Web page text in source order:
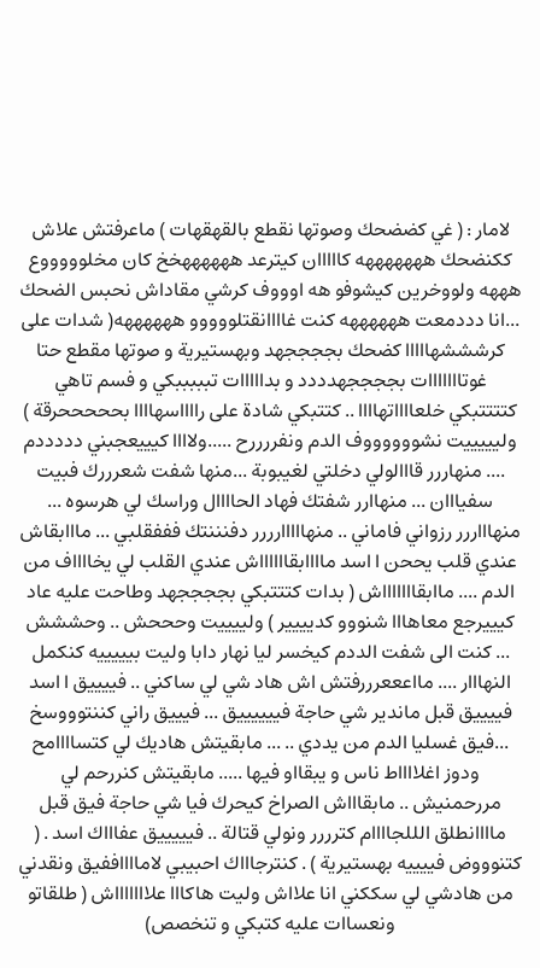
لامار : ( غي كضضحك وصوتها نقطع بالقهقهات ) ماعرفتش علاش
ككنضحك هههههههه كااااان كيترعد ههههههخخ كان مخلوووووع
هههه ولووخرين كيشوفو هه اوووف كرشي مقاداش نحبس الضحك
...انا دددمعت ههههههه كنت غاااانقتلووووو ههههههه( شدات على
كرشششهااااا كضحك بججججهد وبهستيرية و صوتها مقطع حتا
غوتااااااات بججججهدددد و بدااااات تبببببكي و فسم تاهي
كتتتتبكي خلعااااتهاااا .. كتتبكي شادة على رااااسهاااا بحححححرقة )
وليييييت نشووووووف الدم ونفررررح .....ولاااا كيييعجبني دددددم
.... منهاررر قااالولي دخلتي لغيبوبة ...منها شفت شعرررك فبيت
سفيااان ... منهاارر شفتك فهاد الحاااال وراسك لي هرسوه ...
منهاااررر رزواني فاماني .. منهااااارررر دفنننتك فففقلبي ... مااابقاش
عندي قلب يححن ا اسد ماااابقااااااش عندي القلب لي يخااااف من
الدم .... ماابقاااااااش ( بدات كتتتبكي بججججهد وطاحت عليه عاد
كيييرجع معاهااا شنووو كديييير ) ولييييت وحححش .. وحششش
... كنت الى شفت الددم كيخسر ليا نهار دابا وليت بيييييه كنكمل
النهااار .... مااعععرررفتش اش هاد شي لي ساكني .. فييييق ا اسد
فييييق قبل ماندير شي حاجة فييييييق ... فيييق راني كننتوووسخ
...فيق غسليا الدم من يددي .. ... مابقيتش هاديك لي كتساااامح
ودوز اغلااااط ناس و يبقااو فيها ..... مابقيتش كنررحم لي
مررحمنيش .. مابقاااش الصراخ كيحرك فيا شي حاجة فيق قبل
ماااانطلق الللجاااام كترررر ونولي قتالة .. فيييييق عفاااك اسد . (
كتنوووض فييييه بهستيرية ) . كنترجاااك احبيبي لامااااففيق ونقدني
من هادشي لي سككني انا علااش وليت هاكااا علاااااااش ( طلقاتو
ونعساات عليه كتبكي و تنخصص)